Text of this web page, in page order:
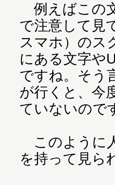
例えばこの
で注意して見
スマホ）のス
にある文字や
ですね。そう
が行くと、今
ていないので
このように
を持って見ら